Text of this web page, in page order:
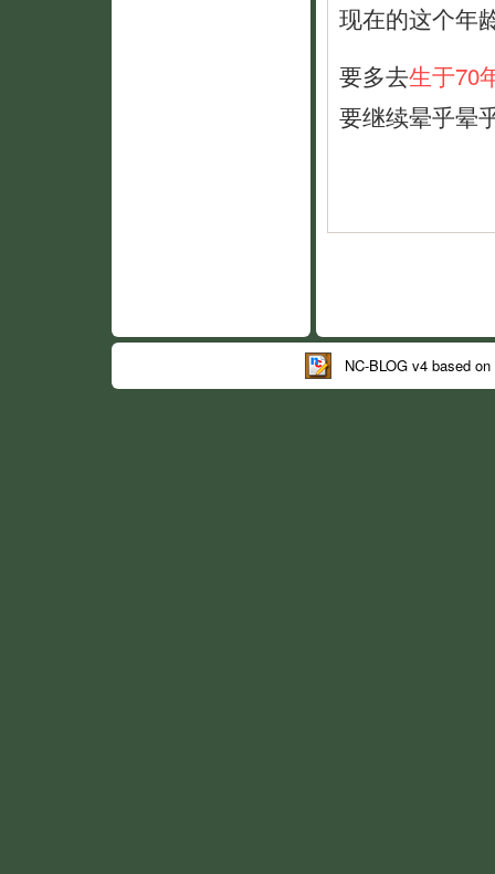
现在的这个年
要多去生于70
要继续晕乎晕
NC-BLOG v4 based on